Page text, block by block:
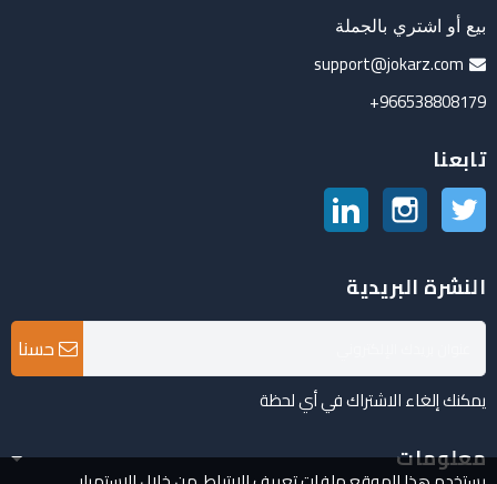
بيع أو اشتري بالجملة
support@jokarz.com
966538808179+
تابعنا
تويتر انستغرام
النشرة البريدية
حسنا
يمكنك إلغاء الاشتراك في أي لحظة
معلومات